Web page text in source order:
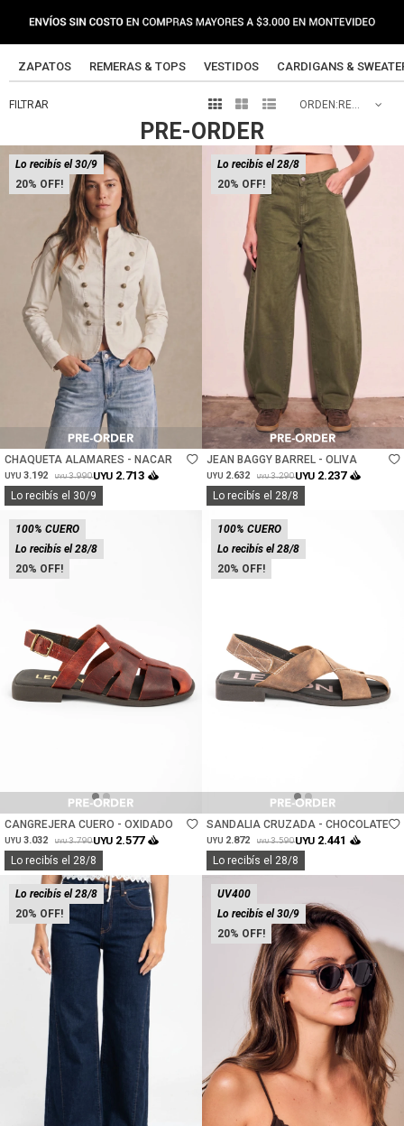
ZAPATOS REMERAS & TOPS VESTIDOS CARDIGANS &
PRE-ORDER
   RECOMENDADOS
20
Lo recibís el 30/9
Talle
CHAQUETA ALAMARES - NACAR
UYU 3.192 UYU 3.990UYU 2.713
Lo recibís el 30/9
20
Lo recibís el 28/8
Talle
JEAN BAGGY BARREL - OLIVA
UYU 2.632 UYU 3.290UYU 2.237
Lo recibís el 28/8
20
100% CUERO
Lo recibís el 28/8
Talle
CANGREJERA CUERO - OXIDADO
UYU 3.032 UYU 3.790UYU 2.577
Lo recibís el 28/8
20
100% CUERO
Lo recibís el 28/8
Talle
SANDALIA CRUZADA - CHOCOLATE
UYU 2.872 UYU 3.590UYU 2.441
Lo recibís el 28/8
20
Lo recibís el 28/8
20
UV400
Lo recibís el 30/9